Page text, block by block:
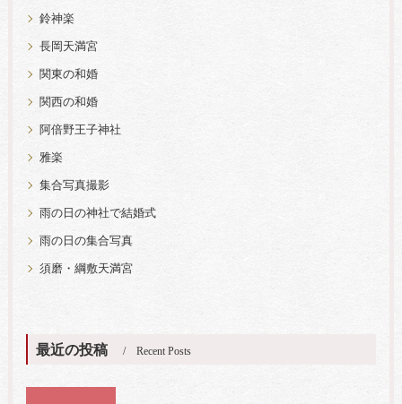
鈴神楽
長岡天満宮
関東の和婚
関西の和婚
阿倍野王子神社
雅楽
集合写真撮影
雨の日の神社で結婚式
雨の日の集合写真
須磨・綱敷天満宮
最近の投稿 Recent Posts